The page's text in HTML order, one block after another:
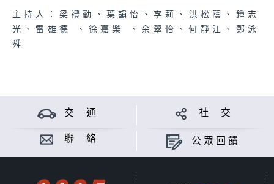
主持人：梁禮勤、葉韻怡、李莉、洪松蔭、鍾志
光、雷雄德 、徐嘉樂 、余翠怡、何靜江、鄭泳
舜
交 通 社 交
聯 絡 公眾回饋